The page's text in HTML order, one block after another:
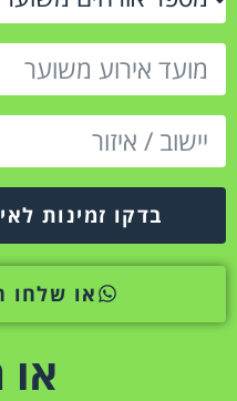
בדקו זמינות
או שלחו
או